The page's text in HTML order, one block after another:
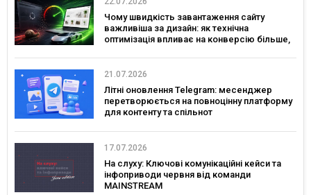
Чому швидкість завантаження сайту
важливіша за дизайн: як технічна
оптимізація впливає на конверсію більше,
21.07.2026
Літні оновлення Telegram: месенджер
перетворюється на повноцінну платформу
для контенту та спільнот
17.07.2026
На слуху: Ключові комунікаційні кейси та
інфоприводи червня від команди
MAINSTREAM